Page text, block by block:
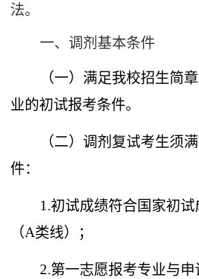
法。
一、调剂基本条件
（一）满足我校招生简
业的初试报考条件。
（二）调剂复试考生须
件：
1.初试成绩符合国家初
（A类线）；
2.第一志愿报考专业与